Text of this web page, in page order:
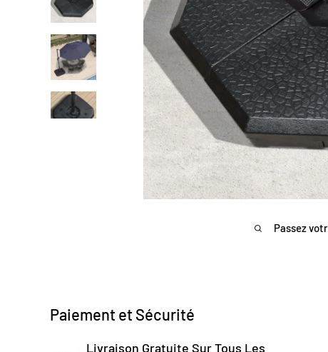
Passez
Paiement et Sécurité
Livraison Gratuite Sur Tous Les